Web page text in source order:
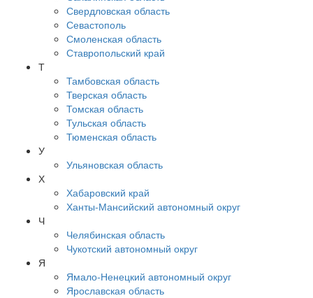
Свердловская область
Севастополь
Смоленская область
Ставропольский край
Т
Тамбовская область
Тверская область
Томская область
Тульская область
Тюменская область
У
Ульяновская область
Х
Хабаровский край
Ханты-Мансийский автономный округ
Ч
Челябинская область
Чукотский автономный округ
Я
Ямало-Ненецкий автономный округ
Ярославская область